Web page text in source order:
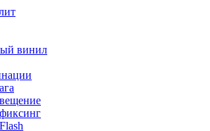
винил